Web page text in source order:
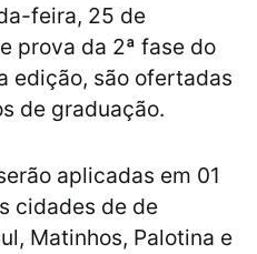
feira, 25 de
prova da 2ª fase do
edição, são ofertadas
de graduação.
aplicadas em 01
cidades de de
Matinhos, Palotina e